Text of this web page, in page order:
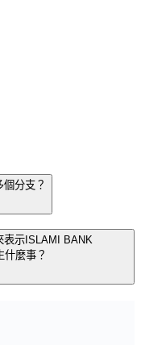
分支？
表示ISLAMI BANK
什麼事？